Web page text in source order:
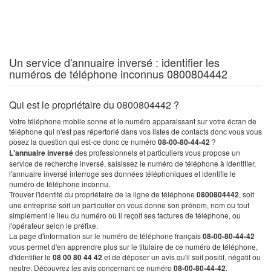
Un service d'annuaire inversé : identifier les
numéros de téléphone inconnus 0800804442
Qui est le propriétaire du 0800804442 ?
Votre téléphone mobile sonne et le numéro apparaissant sur votre écran de
téléphone qui n'est pas répertorié dans vos listes de contacts donc vous vous
posez la question qui est-ce donc ce numéro 08-00-80-44-42 ?
L'annuaire inversédes professionnels et particuliers vous propose un
service de recherche inversé, saisissez le numéro de téléphone à identifier,
l'annuaire inversé interroge ses données téléphoniques et identifie le
numéro de téléphone inconnu.
Trouver l'identité du propriétaire de la ligne de téléphone 0800804442, soit
une entreprise soit un particulier on vous donne son prénom, nom ou tout
simplement le lieu du numéro où il reçoit ses factures de téléphone, ou
l'opérateur selon le préfixe.
La page d'information sur le numéro de téléphone français08-00-80-44-42
vous permet d'en apprendre plus sur le titulaire de ce numéro de téléphone,
d'identifier le 08 00 80 44 42et de déposer un avis qu'il soit positif, négatif ou
neutre. Découvrez les avis concernant ce numéro 08-00-80-44-42.